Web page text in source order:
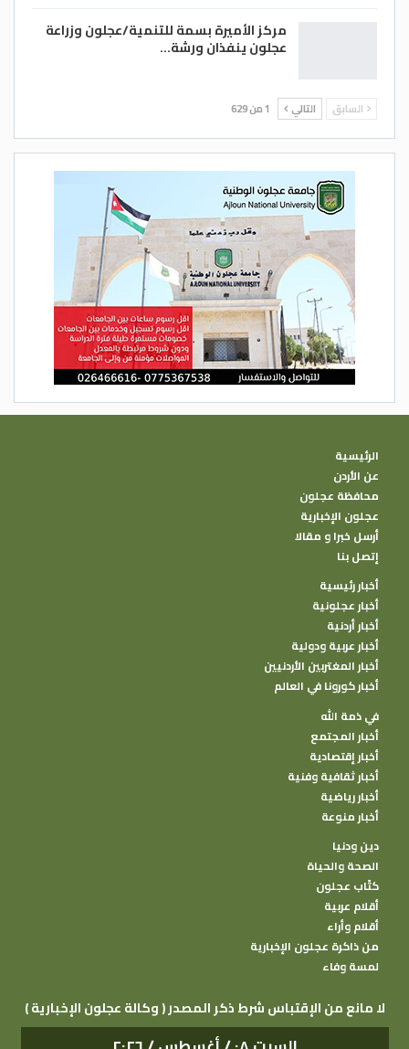
مركز الأميرة بسمة للتنمية/عجلون وزراعة
عجلون ينفذان ورشة…
السابق التالي 1 من 629
الرئيسية
عن الأردن
محافظة عجلون
عجلون الإخبارية
أرسل خبرا و مقالا
إتصل بنا
أخبار رئيسية
أخبار عجلونية
أخبار أردنية
أخبار عربية ودولية
أخبار المغتربين الأردنيين
أخبار كورونا في العالم
في ذمة الله
أخبار المجتمع
أخبار إقتصادية
أخبار ثقافية وفنية
أخبار رياضية
أخبار منوعة
دين ودنيا
الصحة والحياة
كتًاب عجلون
أقلام عربية
أقلام وأراء
من ذاكرة عجلون الإخبارية
لمسة وفاء
( وكالة عجلون الإخبارية ) لا مانع من الإقتباس شرط ذكر المصدر